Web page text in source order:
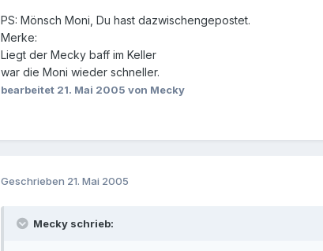
PS: Mönsch Moni, Du hast dazwischengepostet.
Merke:
Liegt der Mecky baff im Keller
war die Moni wieder schneller.
bearbeitet 21. Mai 2005 von Mecky
Geschrieben 21. Mai 2005
Mecky schrieb: